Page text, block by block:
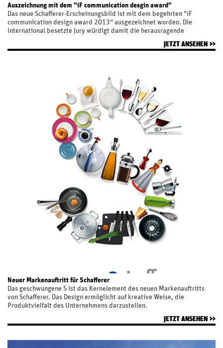
Auszeichnung mit dem "iF communication desgin award"
Das neue Schafferer-Erscheinungsbild ist mit dem begehrten "iF
communication design award 2013“ ausgezeichnet worden. Die
international besetzte Jury würdigt damit die herausragende
JETZT ANSEHEN
Neuer Markenauftritt für Schafferer
Das geschwungene S ist das Kernelement des neuen Markenauftritts
von Schafferer. Das Design ermöglicht auf kreative Weise, die
Produktvielfalt des Unternehmens darzustellen.
JETZT ANSEHEN